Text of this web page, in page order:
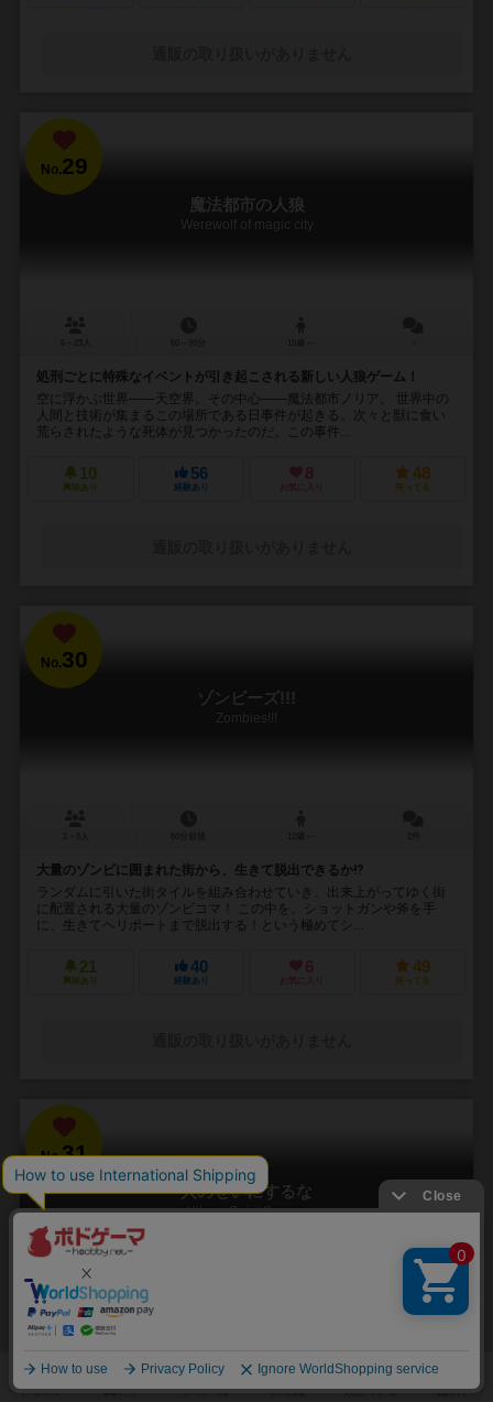
No.29
魔法都市の人狼
Werewolf of magic city
処刑ごとに特殊なイベントが引き起こされる新しい人狼ゲーム！
空に浮かぶ世界――天空界。その中心――魔法都市ノリア。 世界中の
人間と技術が集まるこの場所である日事件が起きる。次々と獣に食い
荒らされたような死体が見つかったのだ。この事件...
10
興味あり
56
経験あり
8
お気に入り
48
持ってる
No.30
ゾンビーズ!!!
Zombies!!!
大量のゾンビに囲まれた街から、生きて脱出できるか⁉︎
ランダムに引いた街タイルを組み合わせていき、出来上がってゆく街
に配置される大量のゾンビコマ！ この中を、ショットガンや斧を手
に、生きてヘリポートまで脱出する！という極めてシ...
21
興味あり
40
経験あり
6
お気に入り
49
持ってる
No.31
人のせいにするな
Hitono Seini Suruna
3～5人
責任をなすりつけろ！
「お前がやったんだろ！！」 やった覚えのないミスや罪を押し付けら